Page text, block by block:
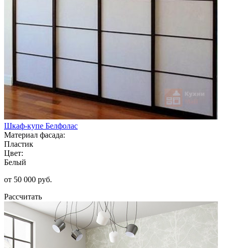
Шкаф-купе Белфолас
Материал фасада:
Пластик
Цвет:
Белый
от 50 000 руб.
Рассчитать